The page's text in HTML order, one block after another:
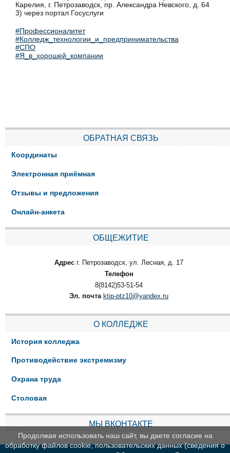
Карелия, г. Петрозаводск, пр. Александра Невского, д. 64
3) через портал Госуслуги
#Профессионалитет
#Колледж_технологии_и_предпринимательства
#СПО
#Я_в_хорошей_компании
ОБРАТНАЯ СВЯЗЬ
Координаты
Электронная приёмная
Отзывы и предложения
Онлайн-анкета
ОБЩЕЖИТИЕ
Адрес г. Петрозаводск, ул. Лесная, д. 17
Телефон
8(8142)53-51-54
Эл. почта ktip-ptz10@yandex.ru
О КОЛЛЕДЖЕ
История колледжа
Противодействие экстремизму
Охрана труда
Столовая
МЫ ВКОНТАКТЕ
Продолжая использовать наш сайт, вы даете согласие на
обработку файлов cookie, пользовательских данных (сведения о